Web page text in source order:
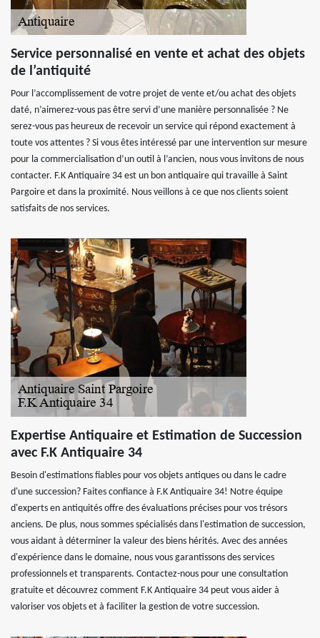
Service personnalisé en vente et achat des objets
de l’antiquité
Pour l’accomplissement de votre projet de vente et/ou achat des objets
daté, n’aimerez-vous pas être servi d’une manière personnalisée ? Ne
serez-vous pas heureux de recevoir un service qui répond exactement à
toute vos attentes ? Si vous êtes intéressé par une intervention sur mesure
pour la commercialisation d’un outil à l’ancien, nous vous invitons de nous
contacter. F.K Antiquaire 34 est un bon antiquaire qui travaille à Saint
Pargoire et dans la proximité. Nous veillons à ce que nos clients soient
satisfaits de nos services.
Expertise Antiquaire et Estimation de Succession
avec F.K Antiquaire 34
Besoin d'estimations fiables pour vos objets antiques ou dans le cadre
d'une succession? Faites confiance à F.K Antiquaire 34! Notre équipe
d'experts en antiquités offre des évaluations précises pour vos trésors
anciens. De plus, nous sommes spécialisés dans l'estimation de succession,
vous aidant à déterminer la valeur des biens hérités. Avec des années
d'expérience dans le domaine, nous vous garantissons des services
professionnels et transparents. Contactez-nous pour une consultation
gratuite et découvrez comment F.K Antiquaire 34 peut vous aider à
valoriser vos objets et à faciliter la gestion de votre succession.